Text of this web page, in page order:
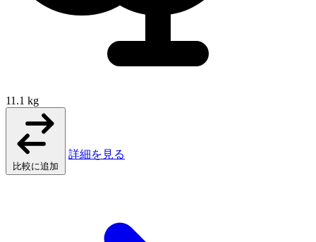
11.1 kg
比較に追加
詳細を見る